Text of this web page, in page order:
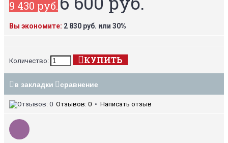
9 430 руб.
Вы экономите: 2 830 руб. или 30%
Количество: КУПИТЬ
в закладки сравнение
Отзывов: 0 • Написать отзыв